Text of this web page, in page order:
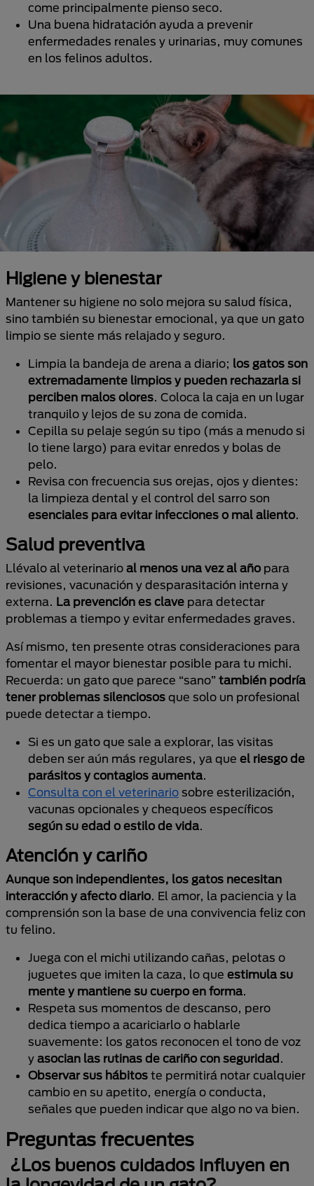
come principalmente pienso seco.
Una buena hidratación ayuda a prevenir
enfermedades renales y urinarias, muy comunes
en los felinos adultos.
Higiene y bienestar
Mantener su higiene no solo mejora su salud física,
sino también su bienestar emocional, ya que un gato
limpio se siente más relajado y seguro.
Limpia la bandeja de arena a diario; los gatos son
extremadamente limpios y pueden rechazarla si
perciben malos olores. Coloca la caja en un lugar
tranquilo y lejos de su zona de comida.
Cepilla su pelaje según su tipo (más a menudo si
lo tiene largo) para evitar enredos y bolas de
pelo.
Revisa con frecuencia sus orejas, ojos y dientes:
la limpieza dental y el control del sarro son
esenciales para evitar infecciones o mal aliento.
Salud preventiva
Llévalo al veterinario al menos una vez al año para
revisiones, vacunación y desparasitación interna y
externa. La prevención es clave para detectar
problemas a tiempo y evitar enfermedades graves.
Así mismo, ten presente otras consideraciones para
fomentar el mayor bienestar posible para tu michi.
Recuerda: un gato que parece “sano” también podría
tener problemas silenciosos que solo un profesional
puede detectar a tiempo.
Si es un gato que sale a explorar, las visitas
deben ser aún más regulares, ya que el riesgo de
parásitos y contagios aumenta.
Consulta con el veterinario sobre esterilización,
vacunas opcionales y chequeos específicos
según su edad o estilo de vida.
Atención y cariño
Aunque son independientes, los gatos necesitan
interacción y afecto diario. El amor, la paciencia y la
comprensión son la base de una convivencia feliz con
tu felino.
Juega con el michi utilizando cañas, pelotas o
juguetes que imiten la caza, lo que estimula su
mente y mantiene su cuerpo en forma.
Respeta sus momentos de descanso, pero
dedica tiempo a acariciarlo o hablarle
suavemente: los gatos reconocen el tono de voz
y asocian las rutinas de cariño con seguridad.
Observar sus hábitos te permitirá notar cualquier
cambio en su apetito, energía o conducta,
señales que pueden indicar que algo no va bien.
Preguntas frecuentes
¿Los buenos cuidados influyen en